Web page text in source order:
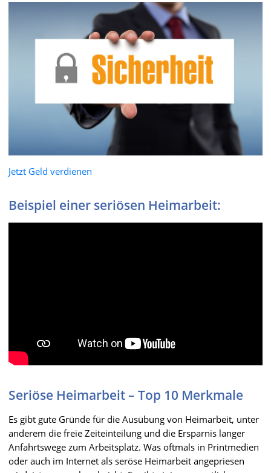
Jetzt Geld verdienen
Beispiel einer seriösen Heimarbeit:
Seriöse Heimarbeit – Top 10 Merkmale
Es gibt gute Gründe für die Ausübung von Heimarbeit, unter
anderem die freie Zeiteinteilung und die Ersparnis langer
Anfahrtswege zum Arbeitsplatz. Was oftmals in Printmedien
oder auch im Internet als seröse Heimarbeit angepriesen